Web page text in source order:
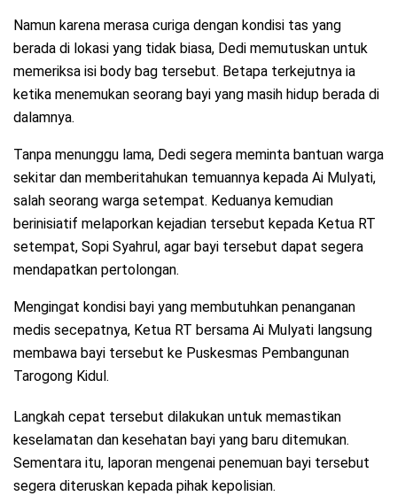
Namun karena merasa curiga dengan kondisi tas yang
berada di lokasi yang tidak biasa, Dedi memutuskan untuk
memeriksa isi body bag tersebut. Betapa terkejutnya ia
ketika menemukan seorang bayi yang masih hidup berada di
dalamnya.
Tanpa menunggu lama, Dedi segera meminta bantuan warga
sekitar dan memberitahukan temuannya kepada Ai Mulyati,
salah seorang warga setempat. Keduanya kemudian
berinisiatif melaporkan kejadian tersebut kepada Ketua RT
setempat, Sopi Syahrul, agar bayi tersebut dapat segera
mendapatkan pertolongan.
Mengingat kondisi bayi yang membutuhkan penanganan
medis secepatnya, Ketua RT bersama Ai Mulyati langsung
membawa bayi tersebut ke Puskesmas Pembangunan
Tarogong Kidul.
Langkah cepat tersebut dilakukan untuk memastikan
keselamatan dan kesehatan bayi yang baru ditemukan.
Sementara itu, laporan mengenai penemuan bayi tersebut
segera diteruskan kepada pihak kepolisian.